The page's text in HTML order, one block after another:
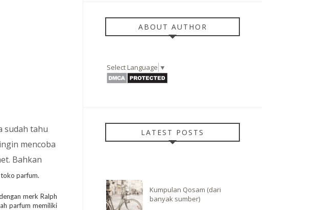
sudah tahu
mencoba
Bahkan
toko parfum.
merk Ralph
parfum memiliki
ABOUT AUTHOR
Select Language ▼
LATEST POSTS
Kumpulan Qosam (dari
banyak sumber)